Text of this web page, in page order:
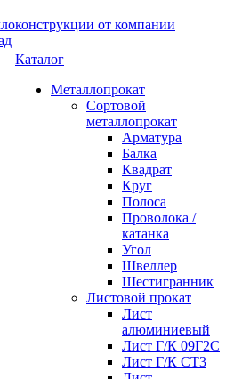
Каталог
Металлопрокат
Сортовой
металлопрокат
Арматура
Балка
Квадрат
Круг
Полоса
Проволока /
катанка
Угол
Швеллер
Шестигранник
Листовой прокат
Лист
алюминиевый
Лист Г/К 09Г2С
Лист Г/К СТ3